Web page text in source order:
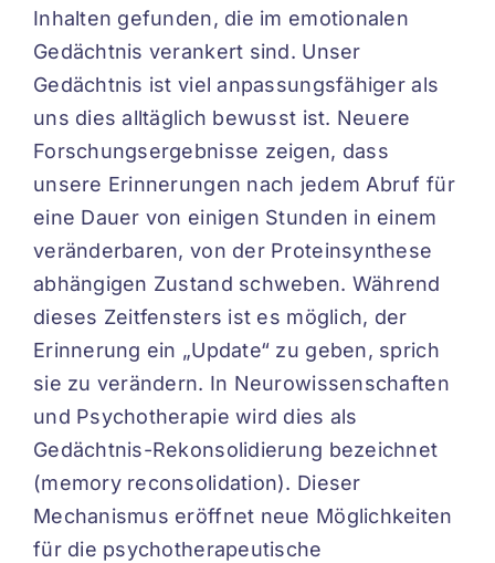
Inhalten gefunden, die im emotionalen
Gedächtnis verankert sind. Unser
Gedächtnis ist viel anpassungsfähiger als
uns dies alltäglich bewusst ist. Neuere
Forschungsergebnisse zeigen, dass
unsere Erinnerungen nach jedem Abruf für
eine Dauer von einigen Stunden in einem
veränderbaren, von der Proteinsynthese
abhängigen Zustand schweben. Während
dieses Zeitfensters ist es möglich, der
Erinnerung ein „Update“ zu geben, sprich
sie zu verändern. In Neurowissenschaften
und Psychotherapie wird dies als
Gedächtnis-Rekonsolidierung bezeichnet
(memory reconsolidation). Dieser
Mechanismus eröffnet neue Möglichkeiten
für die psychotherapeutische